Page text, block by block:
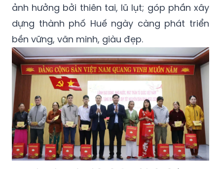
bền vững, văn minh, giàu đẹp.
Đoàn công tác và lãnh đạo thành phố trao
tặng quà cho các hộ gia đình trên địa bàn